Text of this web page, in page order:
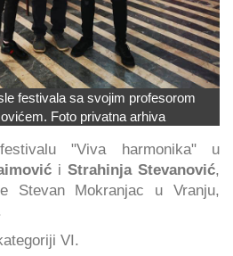
festivala sa svojim profesorom
Foto privatna arhiva
"Viva harmonika" u
i Strahinja Stevanović,
Stevan Mokranjac u Vranju,
VI.